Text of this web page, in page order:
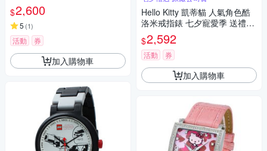
WPA-S 七夕寵愛季 送禮推薦
$2,600
5 (1)
活動 券
加入購物車
Hello Kitty 凱蒂貓 人氣角色酷
洛米戒指錶 七夕寵愛季 送禮推
薦-玫瑰金 LK713LRWI-A
$2,592
活動 券
加入購物車